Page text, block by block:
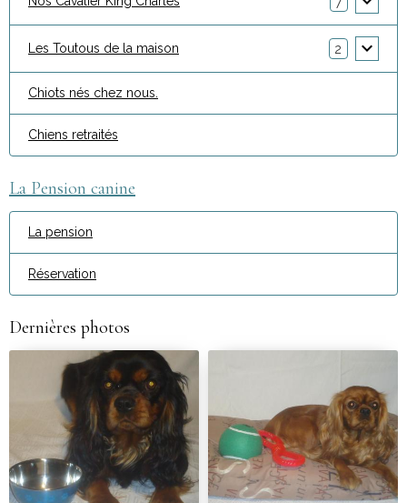
Les Toutous de la maison 2
Chiots nés chez nous.
Chiens retraités
La Pension canine
La pension
Réservation
Dernières photos